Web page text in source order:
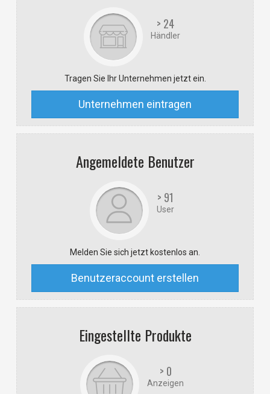
> 24
Händler
Tragen Sie Ihr Unternehmen jetzt ein.
Unternehmen eintragen
Angemeldete Benutzer
> 91
User
Melden Sie sich jetzt kostenlos an.
Benutzeraccount erstellen
Eingestellte Produkte
> 0
Anzeigen